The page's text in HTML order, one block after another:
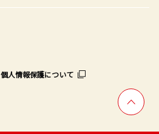
個人情報保護について